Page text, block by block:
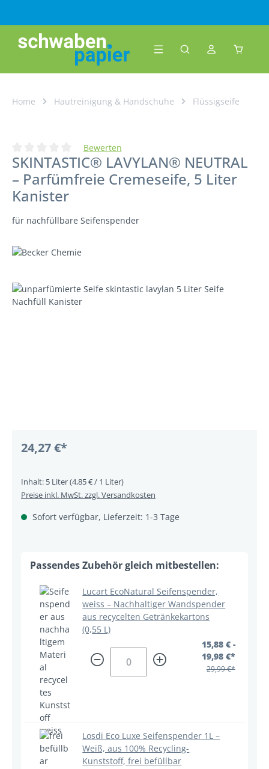
Home Hautreinigung & Handschuhe Flüssigseife
Durchschnittliche Bewertung von 0 von 5 Sternen
Bewerten
SKINTASTIC® LAVYLAN® NEUTRAL
– Parfümfreie Cremeseife, 5 Liter
Kanister
für nachfüllbare Seifenspender
Bildergalerie überspringen
24,27 €*
Inhalt: 5 Liter(4,85 € / 1 Liter)
Preise inkl. MwSt. zzgl. Versandkosten
Sofort verfügbar, Lieferzeit: 1-3 Tage
Lucart EcoNatural Seifenspender,
weiss – Nachhaltiger Wandspender
aus recycelten Getränkekartons
(0,55 L)
15,88 € -
19,98 €*
29,99 €*
Losdi Eco Luxe Seifenspender 1L –
Weiß, aus 100% Recycling-
Kunststoff, frei befüllbar